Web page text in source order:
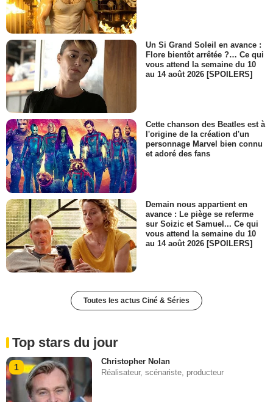
Un Si Grand Soleil en avance :
Flore bientôt arrêtée ?… Ce qui
vous attend la semaine du 10
au 14 août 2026 [SPOILERS]
Cette chanson des Beatles est à
l'origine de la création d'un
personnage Marvel bien connu
et adoré des fans
Demain nous appartient en
avance : Le piège se referme
sur Soizic et Samuel... Ce qui
vous attend la semaine du 10
au 14 août 2026 [SPOILERS]
Toutes les actus Ciné & Séries
Top stars du jour
1
Christopher Nolan
Réalisateur, scénariste, producteur